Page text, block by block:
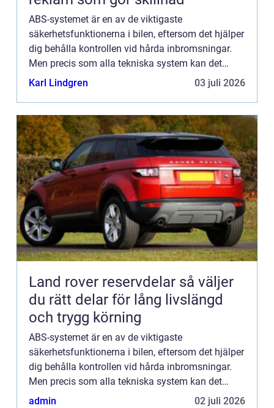
ABS-systemet är en av de viktigaste
säkerhetsfunktionerna i bilen, eftersom det hjälper
dig behålla kontrollen vid hårda inbromsningar.
Men precis som alla tekniska system kan det
drabbas av fel, och det är viktigt att...
Karl Lindgren 03 juli 2026
Land rover reservdelar så väljer
du rätt delar för lång livslängd
och trygg körning
ABS-systemet är en av de viktigaste
säkerhetsfunktionerna i bilen, eftersom det hjälper
dig behålla kontrollen vid hårda inbromsningar.
Men precis som alla tekniska system kan det
drabbas av fel, och det är viktigt att...
admin 02 juli 2026